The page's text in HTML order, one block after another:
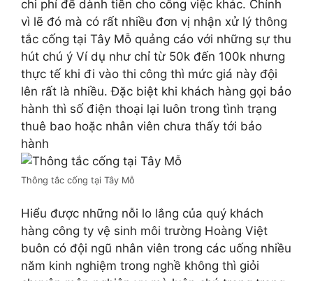
chi phí để dành tiền cho công việc khác. Chính
vì lẽ đó mà có rất nhiều đơn vị nhận xử lý thông
tắc cống tại Tây Mỗ quảng cáo với những sự thu
hút chú ý Ví dụ như chỉ từ 50k đến 100k nhưng
thực tế khi đi vào thi công thì mức giá này đội
lên rất là nhiều. Đặc biệt khi khách hàng gọi bảo
hành thì số điện thoại lại luôn trong tình trạng
thuê bao hoặc nhân viên chưa thấy tới bảo
hành
Thông tắc cống tại Tây Mỗ
Hiểu được những nỗi lo lắng của quý khách
hàng công ty vệ sinh môi trường Hoàng Việt
buôn có đội ngũ nhân viên trong các uống nhiều
năm kinh nghiệm trong nghề không thì giỏi